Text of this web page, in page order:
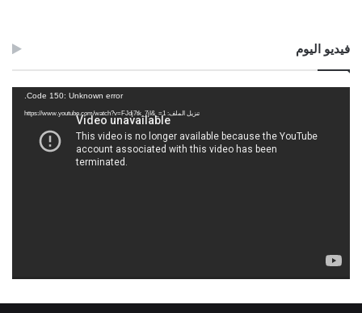
فيديو اليوم
Code 150: Unknown error.
تنزيل الملف: https://www.youtube.com/watch?v=FJdj7tk_7jI&_=1